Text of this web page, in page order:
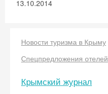
13.10.2014
Новости туризма в Крыму
Спецпредложения отелей
Крымский журнал